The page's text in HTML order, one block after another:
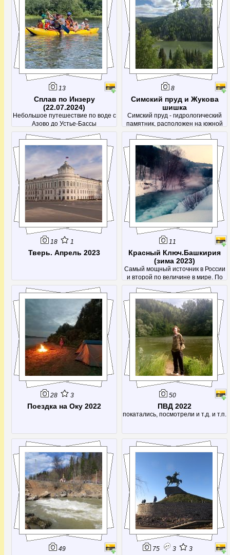
13
Сплав по Инзеру
(22.07.2024)
Небольшое путешествие по воде с
Азово до Устье-Бассы
8
Симский пруд и Жукова
шишка
Симский пруд - гидрологический
памятник, расположен на южной
окраине города Сим (Ашинский
район). Получил название от
посёлка, тот в свою очередь – от
реки Сим.
18 1
Тверь. Апрель 2023
11
Красный Ключ.Башкирия
(зима 2023)
Самый мощный источник в России
и второй по величине в мире. По
расходу воды (14,7 кубометров в
секунду) его немного опережает
только источник Фонтен де Воклюз
во Франции, да и то лишь в летнее
время - во время таяния снегов
расход возрастает многократно,
28 3
Поездка на Оку 2022
50
ПВД 2022
покатались, посмотрели и т.д. и т.п.
49 75 3 3